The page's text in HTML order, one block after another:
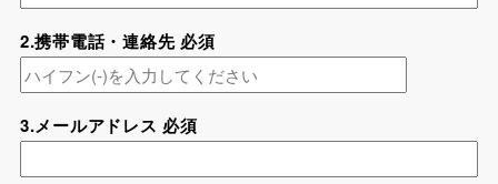
2.携帯電話・連絡先 必須
3.メールアドレス 必須